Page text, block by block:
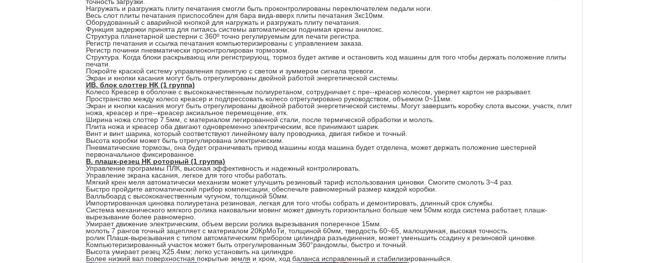
Нагружать и разгружать плиту печатания смогли быть проконтролированы переключателем педали ноги.
Весь слот плиты печатания приспособлен для бара вида-вверх плиты печатания 3кс10мм.
Оборудованный с аварийной кнопкой для нагружать и разгружать плиту печатания.
Функция задержки принята для питаясь системы автоматически поднимая крены анилокс.
Структура планетарной шестерни с 360º точно регулируемым для печати регистра.
Регистр печатания и ссылка печатания компьютеризированы с управлением заказа.
Регистр починки пневматически проконтролирован тормозом.
Структура. Когда блоки раскрывающ или регистрирующ, тормоз будет активе и остановить ход машины для того чтобы держать положение плиты
печати.
Покройте краской систему управления принятую с светом и зуммером сигнала тревоги.
Экран и кнопки касания могут быть отрегулированы двойной работой энергетической системы.
ИВ. блок слоттер НК (1 группа)
Колесо Креасер в оболочке с высококачественным полиуретаном, сотрудничает с пре--креасер колесом, уверяет картон не разрывает.
Пространство между колесо креасер и подпрессовать колесо отрегулировано руководством, объемом 0~11мм.
Экран и кнопки касания могут быть отрегулированы двойной работой энергетической системы. Могут завершить коробку слота высоки, участк, плит
ножа, креасер и пре--креасер аксиальное перемещение, етк.
Ширина ножа слоттер 7.5мм, с материалом легированной стали, после термической обработки и молоть.
Плита ножа и креасер оба двигают одновременно электрическим, все принимают шарик.
Винт и винт шарика, который соответствуют линейному валу проводника, двигая гибкое и точный.
Высота коробки может быть отрегулирована электрическим.
Пневматические тормозы, она будет ограничивать привод машины когда машина будет отделена, может держать положение шестерней
первоначальное фиксированное.
В. плашк-резец НК роторный (1 группа)
Управление программы ПЛК, высокая эффективность и надежный контролировать.
Управление экрана касания, легкое для того чтобы работать.
Мягкий крен меля автоматически механизм может улучшить резиновый тариф использования циновки. Смогите смолоть 3~4 раз.
Быстро пройдите автоматический прибор компенсации, обеспечьте равномерный размер каждой коробки.
Валльбоард с высококачественным чугуном, толщиной 50мм.
Импортированная циновка полиуретана резиновая, легкая для того чтобы собрать и демонтировать, длинный срок службы.
Система механического мягкого ролика наковальни мовинг может двинуть горизонтально больше чем 50мм когда система работает, плашк-
вырезывание более равномерно.
Умирает движение электрическим, объем версии ролика вырезывания поперечное 15мм.
молоть 7 рангов точный зацепляет с материалом 20КрМоТи, толщиной 60мм, твердость 60~65, малошумная, высокая точность.
ролик Плашк-вырезывания с типом автоматическим прибором цилиндра разъединения, может уменьшить ссадину к резиновой циновке.
Компьютеризированный участок может быть отрегулированным 360°рандомлы, быстро и точный.
Высота умирает резец Х25.4мм; легко установить на цилиндре.
Более низкий вал поверхностная покрытые земля и хром, ход баланса исправленный и стабилизированныйся.